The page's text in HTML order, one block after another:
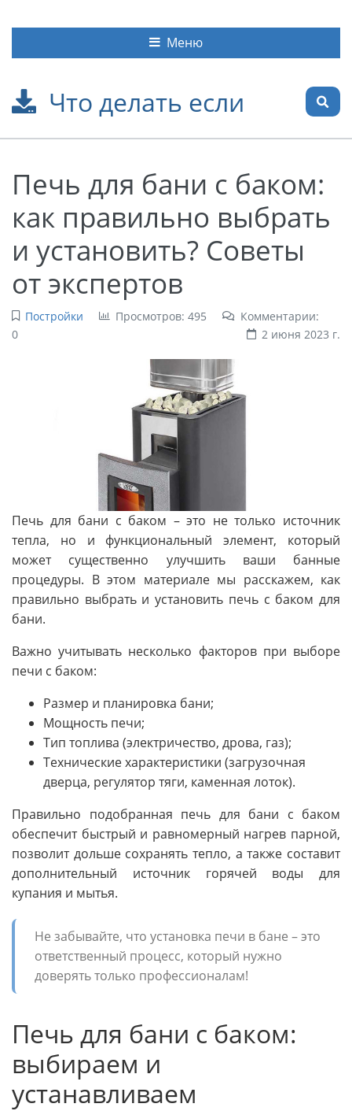
Что делать если
Меню
Печь для бани с баком:
как правильно выбрать
и установить? Советы
от экспертов
Постройки Просмотров: 495
Комментарии:
0
2 июня 2023 г.
Печь для бани с баком – это не только источник
тепла, но и функциональный элемент, который
может существенно улучшить ваши банные
процедуры. В этом материале мы расскажем, как
правильно выбрать и установить печь с баком для
бани.
Важно учитывать несколько факторов при выборе
печи с баком:
Размер и планировка бани;
Мощность печи;
Тип топлива (электричество, дрова, газ);
Технические характеристики (загрузочная
дверца, регулятор тяги, каменная лоток).
Правильно подобранная печь для бани с баком
обеспечит быстрый и равномерный нагрев парной,
позволит дольше сохранять тепло, а также составит
дополнительный источник горячей воды для
купания и мытья.
Не забывайте, что установка печи в бане – это
ответственный процесс, который нужно
доверять только профессионалам!
Печь для бани с баком:
выбираем и
устанавливаем